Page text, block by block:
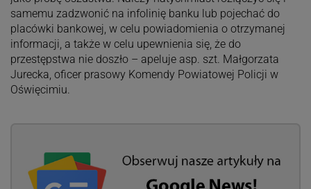
samemu zadzwonić na infolinię banku lub pojechać do
placówki bankowej, w celu powiadomienia o otrzymanej
informacji, a także w celu upewnienia się, że do
przestępstwa nie doszło – apeluje asp. szt. Małgorzata
Jurecka, oficer prasowy Komendy Powiatowej Policji w
Oświęcimiu.